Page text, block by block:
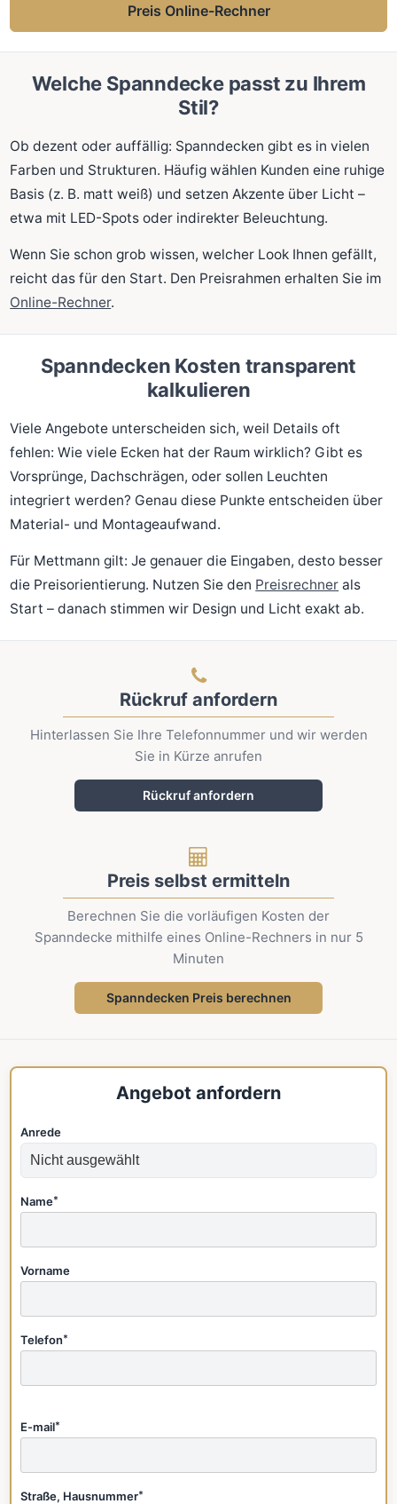
Preis Online-Rechner
Welche Spanndecke passt zu Ihrem
Stil?
Ob dezent oder auffällig: Spanndecken gibt es in vielen
Farben und Strukturen. Häufig wählen Kunden eine ruhige
Basis (z. B. matt weiß) und setzen Akzente über Licht –
etwa mit LED-Spots oder indirekter Beleuchtung.
Wenn Sie schon grob wissen, welcher Look Ihnen gefällt,
reicht das für den Start. Den Preisrahmen erhalten Sie im
Online-Rechner.
Spanndecken Kosten transparent
kalkulieren
Viele Angebote unterscheiden sich, weil Details oft
fehlen: Wie viele Ecken hat der Raum wirklich? Gibt es
Vorsprünge, Dachschrägen, oder sollen Leuchten
integriert werden? Genau diese Punkte entscheiden über
Material- und Montageaufwand.
Für Mettmann gilt: Je genauer die Eingaben, desto besser
die Preisorientierung. Nutzen Sie den Preisrechner als
Start – danach stimmen wir Design und Licht exakt ab.
Rückruf anfordern
Hinterlassen Sie Ihre Telefonnummer und wir werden
Sie in Kürze anrufen
Rückruf anfordern
Preis selbst ermitteln
Berechnen Sie die vorläufigen Kosten der
Spanndecke mithilfe eines Online-Rechners in nur 5
Minuten
Spanndecken Preis berechnen
Angebot anfordern
Anrede
Name*
Vorname
Telefon*
E-mail*
Straße, Hausnummer*